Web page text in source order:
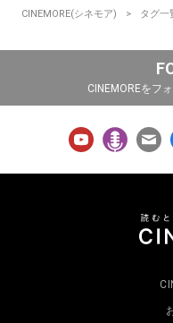
CINEMORE(シネモア) タグ一
CINEMOREをフ